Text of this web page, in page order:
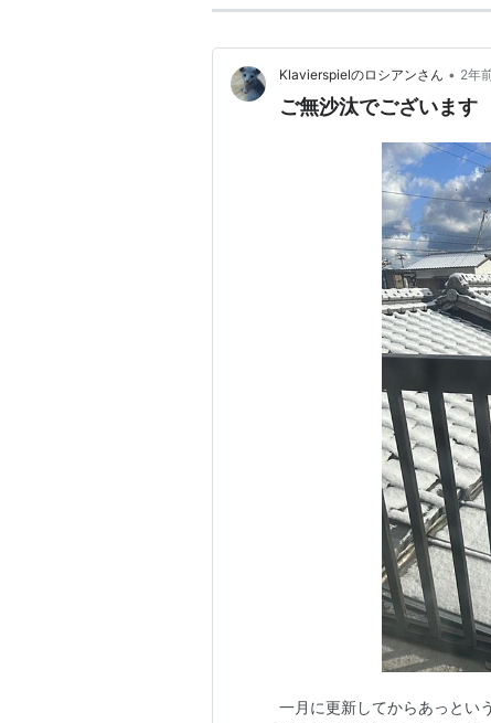
Klavierspielのロシアンさん • 2年
ご無沙汰でございます
一月に更新してからあっとい